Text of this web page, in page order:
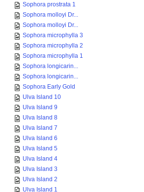
Sophora prostrata 1
Sophora molloyi Dr...
Sophora molloyi Dr...
Sophora microphylla 3
Sophora microphylla 2
Sophora microphylla 1
Sophora longicarin...
Sophora longicarin...
Sophora Early Gold
Ulva Island 10
Ulva Island 9
Ulva Island 8
Ulva Island 7
Ulva Island 6
Ulva Island 5
Ulva Island 4
Ulva Island 3
Ulva Island 2
Ulva Island 1